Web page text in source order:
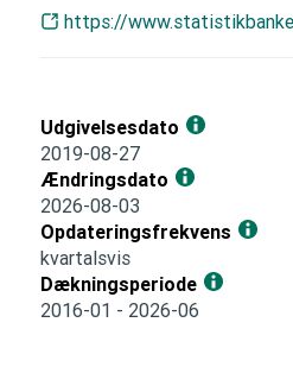
https://
Udgivelsesdato
2019-08-27
Ændringsdato
2026-08-03
Opdateringsfrekvens
kvartalsvis
Dækningsperiode
2016-01 - 2026-06